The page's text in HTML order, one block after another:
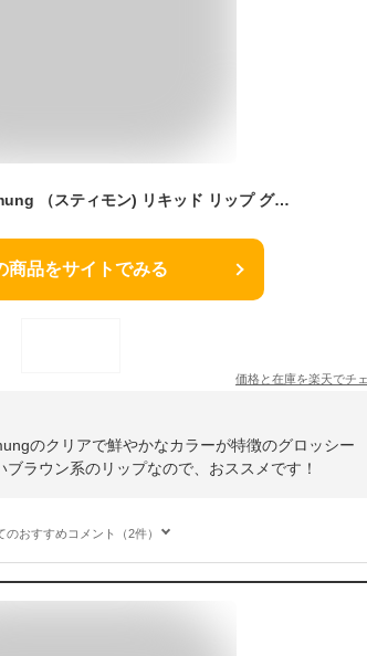
【RSL】 BT21 stimmung （スティモン) リキッド リップ グロッシー リップグロッシー LIP GLOSSY【チョコレートブラウン】 韓国 コスメ 口紅 保湿 潤い 持ち運び リップスティック リップグロス キャラクター コラボ メイク 化粧品
商品をサイトでみる
価格と在庫を楽天でチ
のクリアで鮮やかなカラーが特徴のグロッシー
ラウン系のリップなので、おススメです！
のおすすめコメント（2件）